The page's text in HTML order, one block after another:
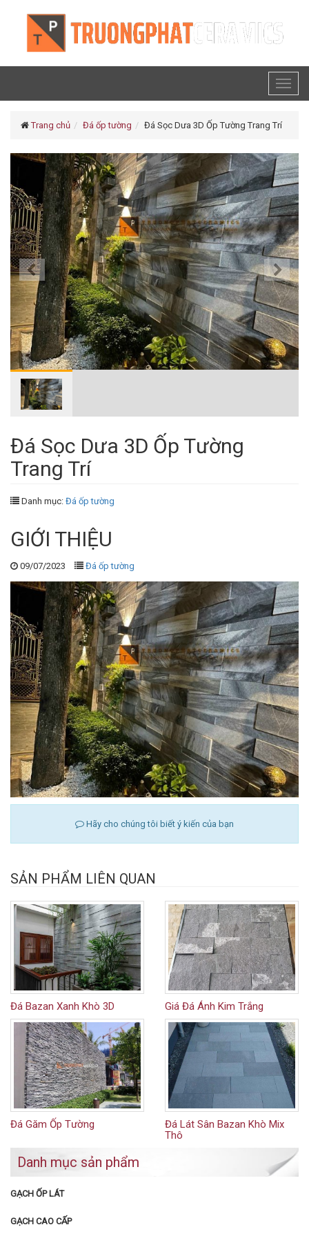
Trang chủ Đá ốp tường Đá Sọc Dưa 3D Ốp Tường Trang Trí
Đá Sọc Dưa 3D Ốp Tường
Trang Trí
Danh mục: Đá ốp tường
GIỚI THIỆU
09/07/2023 Đá ốp tường
Hãy cho chúng tôi biết ý kiến của bạn
SẢN PHẨM LIÊN QUAN
Đá Bazan Xanh Khò 3D Giá Đá Ánh Kim Trắng
Đá Găm Ốp Tường
Đá Lát Sân Bazan Khò Mix
Thô
Danh mục sản phẩm
GẠCH ỐP LÁT
GẠCH CAO CẤP